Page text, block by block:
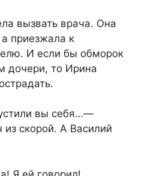
вызвать врача. Она
приезжала к
И если бы обморок
дочери, то Ирина
вы себя…—
из скорой. А Василий